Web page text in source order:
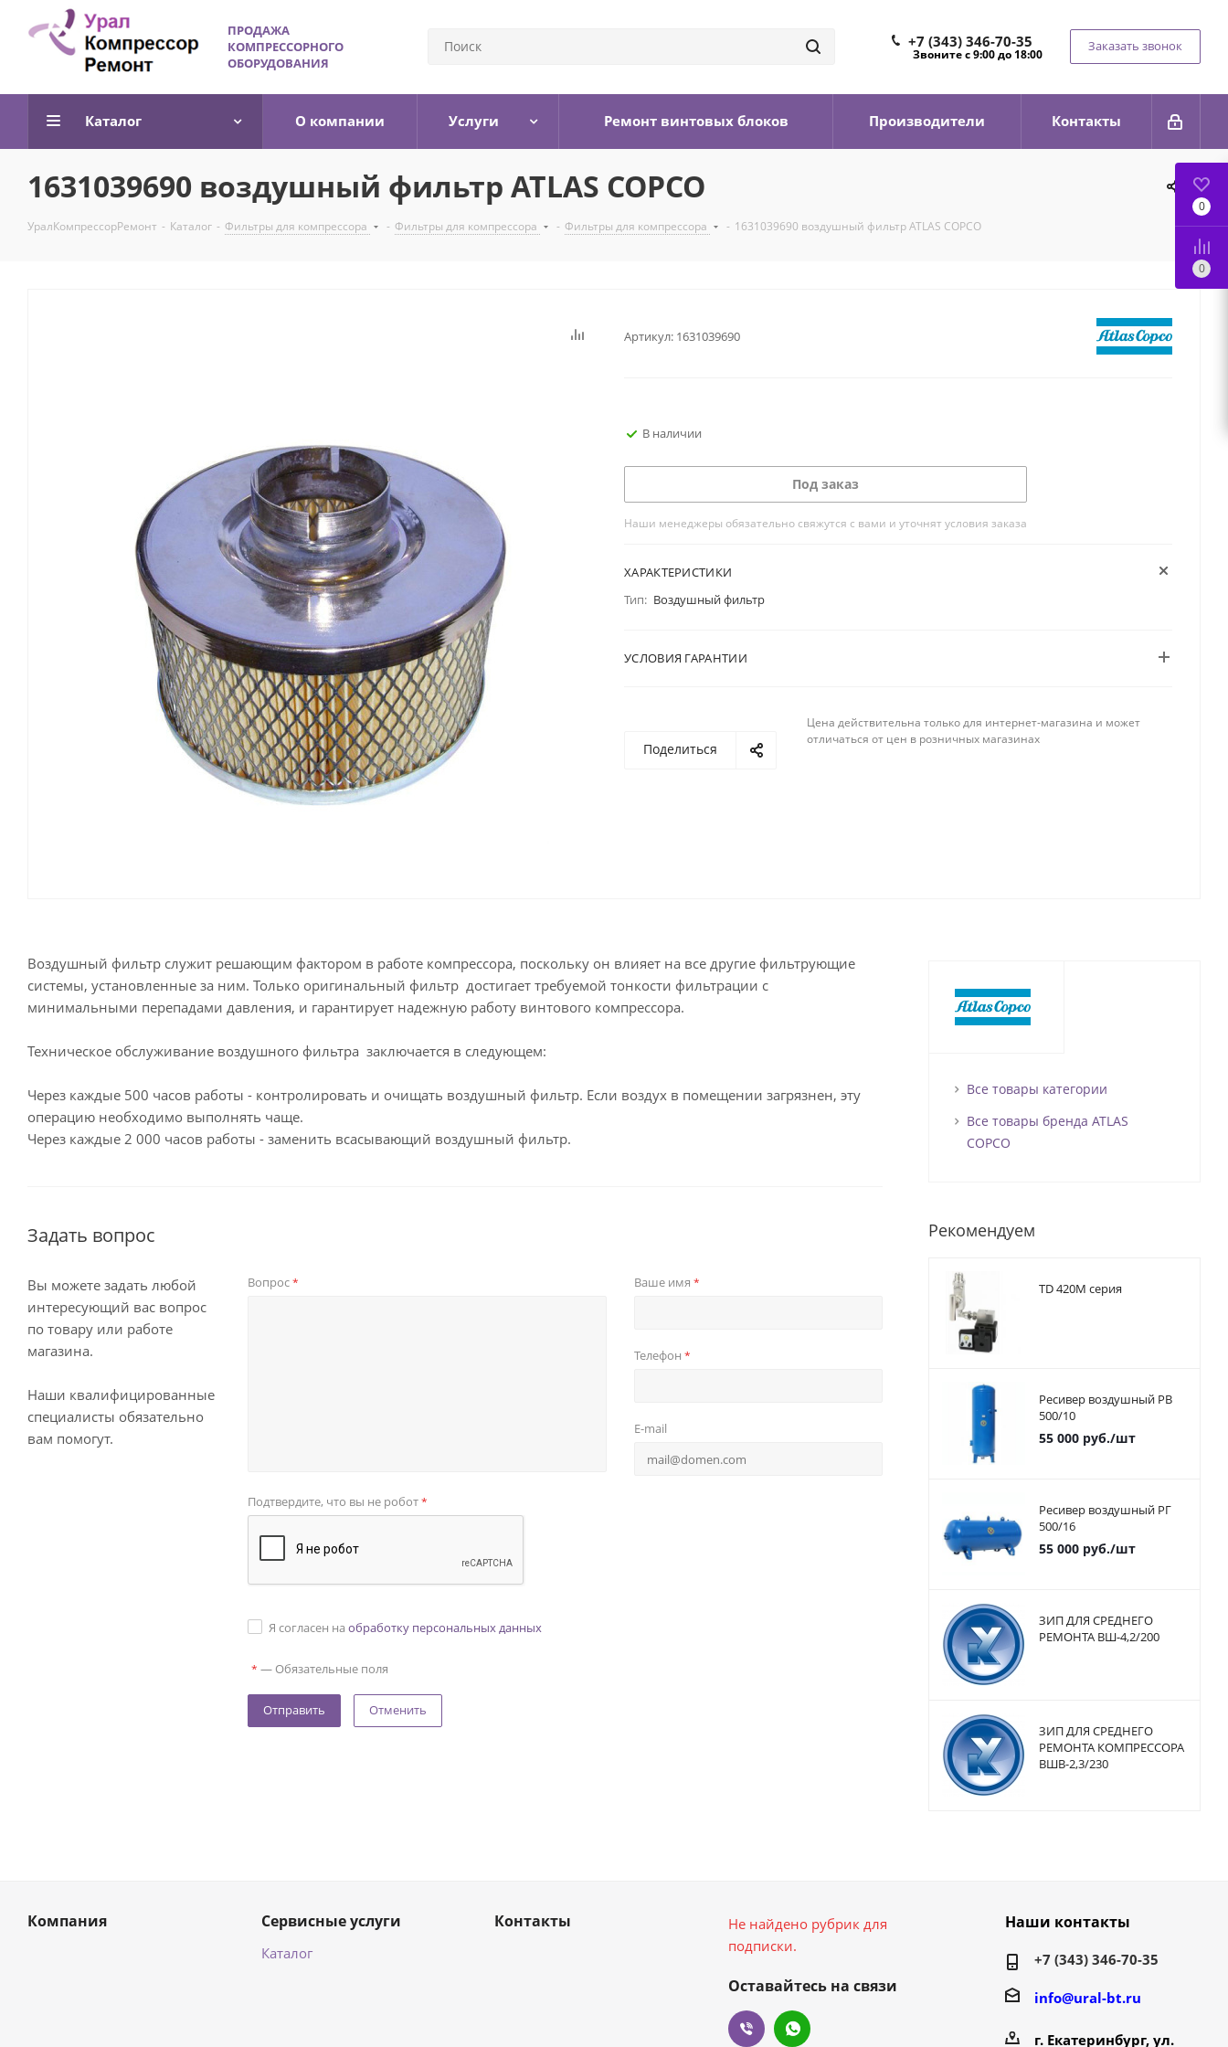
ПРОДАЖА
КОМПРЕССОРНОГО
ОБОРУДОВАНИЯ
+7 (343) 346-70-35
Звоните с 9:00 до 18:00
Заказать звонок
Каталог О компании Услуги Ремонт винтовых блоков Производители Контакты
1631039690 воздушный фильтр ATLAS COPCO
УралКомпрессорРемонт - Каталог - Фильтры для компрессора - Фильтры для компрессора - Фильтры для компрессора - 1631039690 воздушный фильтр ATLAS COPCO
Артикул: 1631039690
В наличии
Под заказ
Наши менеджеры обязательно свяжутся с вами и уточнят условия заказа
ХАРАКТЕРИСТИКИ
Тип: Воздушный фильтр
УСЛОВИЯ ГАРАНТИИ
Поделиться
Цена действительна только для интернет-магазина и может
отличаться от цен в розничных магазинах
Воздушный фильтр служит решающим фактором в работе компрессора, поскольку он влияет на все другие фильтрующие
системы, установленные за ним. Только оригинальный фильтр достигает требуемой тонкости фильтрации с
минимальными перепадами давления, и гарантирует надежную работу винтового компрессора.
Техническое обслуживание воздушного фильтра заключается в следующем:
Через каждые 500 часов работы - контролировать и очищать воздушный фильтр. Если воздух в помещении загрязнен, эту
операцию необходимо выполнять чаще.
Через каждые 2 000 часов работы - заменить всасывающий воздушный фильтр.
Задать вопрос
Вы можете задать любой
интересующий вас вопрос
по товару или работе
магазина.
Наши квалифицированные
специалисты обязательно
вам помогут.
Вопрос* Ваше имя *
Телефон *
E-mail
Подтвердите, что вы не робот*
Я согласен наобработку персональных данных
* — Обязательные поля
Отменить
Все товары категории
Все товары бренда ATLAS
COPCO
Рекомендуем
TD 420M серия
Ресивер воздушный РВ
500/10
55 000руб./шт
Ресивер воздушный РГ
500/16
55 000руб./шт
ЗИП ДЛЯ СРЕДНЕГО
РЕМОНТА ВШ-4,2/200
ЗИП ДЛЯ СРЕДНЕГО
РЕМОНТА КОМПРЕССОРА
ВШВ-2,3/230
Компания Сервисные услуги
Каталог
Контакты
Не найдено рубрик для
подписки.
Оставайтесь на связи
Наши контакты
+7 (343) 346-70-35
info@ural-bt.ru
г. Екатеринбург, ул.
0
0